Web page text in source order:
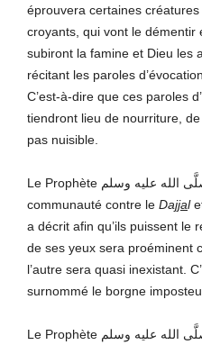
éprouvera certaines
croyants, qui vont le démentir
subiront la famine et Dieu les
récitant les paroles
C’est-à-dire que ces paroles
tiendront lieu de nourriture,
pas nuisible.
Le Prophète صلَّى الله عليه وسلم a mis en garde sa
communauté contre le Dajjal
a décrit afin qu’ils puissent le
de ses yeux sera proéminent
l’autre sera quasi inexistant.
surnommé le borgne
Le Prophète صلَّى الله عليه وسلم nous a annoncé que Dieu